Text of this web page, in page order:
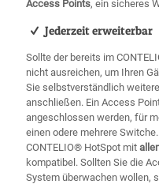
Access Points, ein sicheres
Jederzeit erweiterbar
Sollte der bereits im
nicht ausreichen, um Ihren
Sie selbstverständlich
anschließen. Ein Access
angeschlossen werden, für
einen odere mehrere
CONTELIO® HotSpot mit
kompatibel. Sollten Sie die
System überwachen wollen,